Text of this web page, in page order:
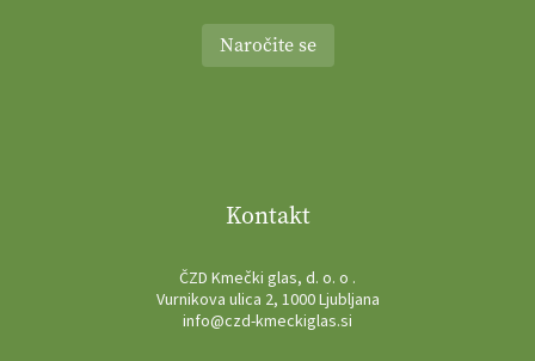
Naročite se
Kontakt
ČZD Kmečki glas, d. o. o .
Vurnikova ulica 2, 1000 Ljubljana
info@czd-kmeckiglas.si